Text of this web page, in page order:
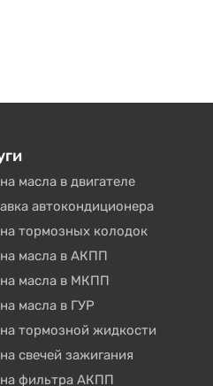
масла в двигателе
автокондиционера
тормозных колодок
масла в АКПП
масла в МКПП
масла в ГУР
тормозной жидкости
свечей зажигания
фильтра АКПП